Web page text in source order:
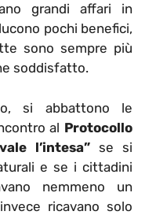
grandi affari in
pochi benefici,
sono sempre più
soddisfatto.
si abbattono le
al Protocollo
l’intesa” se si
e se i cittadini
nemmeno un
ricavano solo